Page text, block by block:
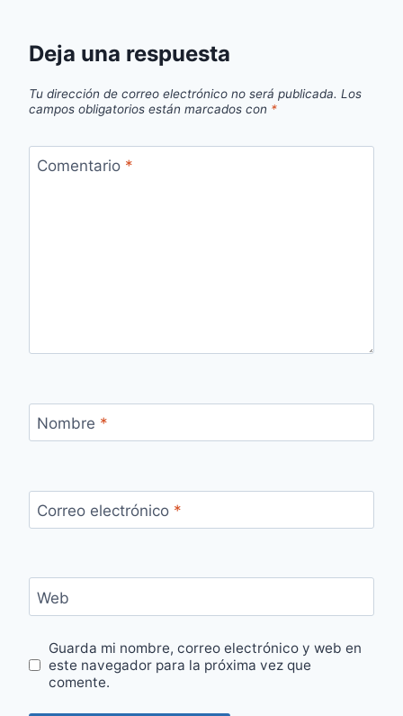
Deja una respuesta
Tu dirección de correo electrónico no será publicada. Los
campos obligatorios están marcados con *
Comentario *
Nombre *
Correo electrónico *
Web
Guarda mi nombre, correo electrónico y web en
este navegador para la próxima vez que
comente.